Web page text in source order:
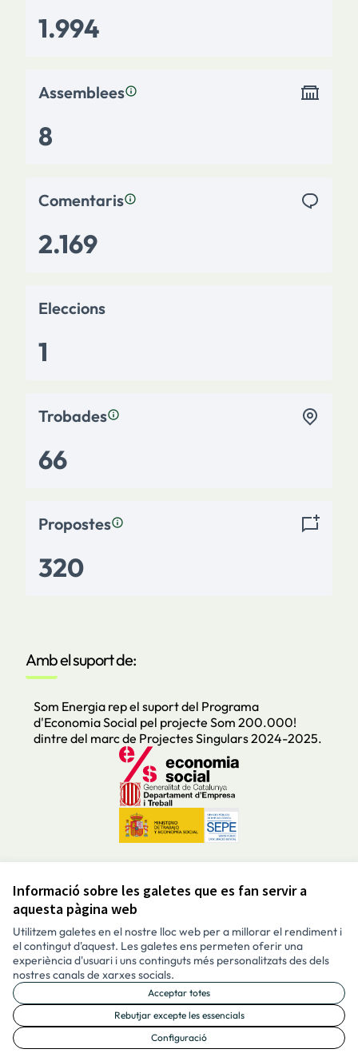
Informació sobre les galetes que es fan servir a
aquesta pàgina web
Utilitzem galetes en el nostre lloc web per a millorar el rendiment i
el contingut d'aquest. Les galetes ens permeten oferir una
experiència d'usuari i uns continguts més personalitzats des dels
nostres canals de xarxes socials.
Acceptar totes
Rebutjar excepte les essencials
Configuració
1.994
Assemblees
8
Comentaris
2.169
Eleccions
1
Trobades
66
Propostes
320
Amb el suport de:
Som Energia rep el suport del Programa
d'Economia Social pel projecte Som 200.000!
dintre del marc de Projectes Singulars 2024-2025.
Avís legal i condicions d’ús
Configuració de les galetes
Català
Triar la llenguaElegir el idiomaAukeratu hizkuntzaChoose language
Made with ❤️
(Enllaç extern)
Web creada amb programari lliure.
Amb
(Enllaç